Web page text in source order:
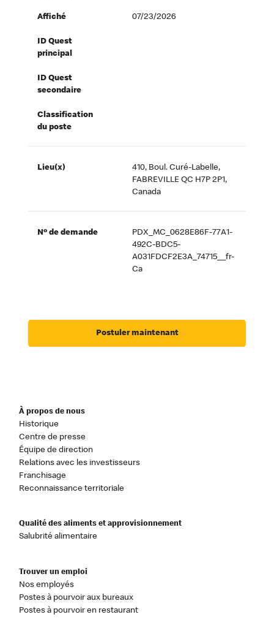
Affiché 07/23/2026
ID Quest
principal
ID Quest
secondaire
Classification
du poste
Lieu(x)
410, Boul. Curé-Labelle,
FABREVILLE QC H7P 2P1,
Canada
Nº de demande
PDX_MC_0628E86F-77A1-
492C-BDC5-
A031FDCF2E3A_74715__fr-
Ca
Postuler maintenant
À propos de nous
Historique
Centre de presse
Équipe de direction
Relations avec les investisseurs
Franchisage
Reconnaissance territoriale
Qualité des aliments et approvisionnement
Salubrité alimentaire
Trouver un emploi
Nos employés
Postes à pourvoir aux bureaux
Postes à pourvoir en restaurant